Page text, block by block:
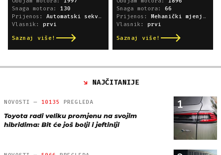
Snaga motora: 130
Prijenos: Automatski sekvencijski
Vlasnik: prvi
Saznaj više!
Snaga motora: 66
Prijenos: Mehanički mjenjač
Vlasnik: prvi
Saznaj više!
NAJČITANIJE
1
NOVOSTI — 10135 PREGLEDA
Toyota radi veliku promjenu na svojim
hibridima: Bit će još bolji i jeftiniji